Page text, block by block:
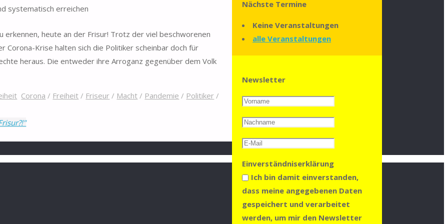
systematisch erreichen
erkennen, heute an der Frisur! Trotz der viel beschworenen
Corona-Krise halten sich die Politiker scheinbar doch für
heraus. Die entweder ihre Arroganz gegenüber dem Volk
Corona / Freiheit / Friseur / Macht / Pandemie / Politiker /
Nächste Termine
Keine Veranstaltungen
alle Veranstaltungen
Newsletter
Einverständniserklärung
Ich bin damit einverstanden,
dass meine angegebenen Daten
gespeichert und verarbeitet
werden, um mir den Newsletter